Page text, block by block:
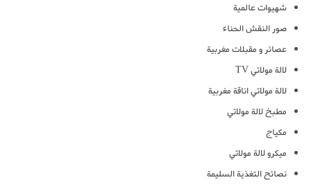
شهيوات عالمية
صور النقش الحناء
عصائر و مقبلات مغربية
لالة مولاتي TV
لالة مولاتي اناقة مغربية
مطبخ لالة مولاتي
مكياج
ميكرو لالة مولاتي
نصائح التغذية السليمة